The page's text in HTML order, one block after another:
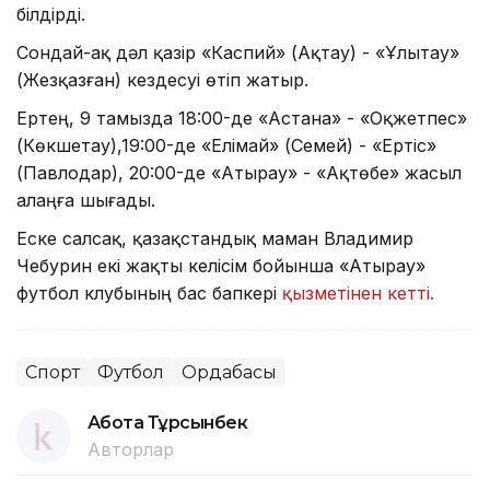
білдірді.
Сондай-ақ дәл қазір «Каспий» (Ақтау) - «Ұлытау»
(Жезқазған) кездесуі өтіп жатыр.
Ертең, 9 тамызда 18:00-де «Астана» - «Оқжетпес»
(Көкшетау),19:00-де «Елімай» (Семей) - «Ертіс»
(Павлодар), 20:00-де «Атырау» - «Ақтөбе» жасыл
алаңға шығады.
Еске салсақ, қазақстандық маман Владимир
Чебурин екі жақты келісім бойынша «Атырау»
футбол клубының бас бапкері қызметінен кетті.
Спорт Футбол Ордабасы
Ақбота Тұрсынбек
Авторлар